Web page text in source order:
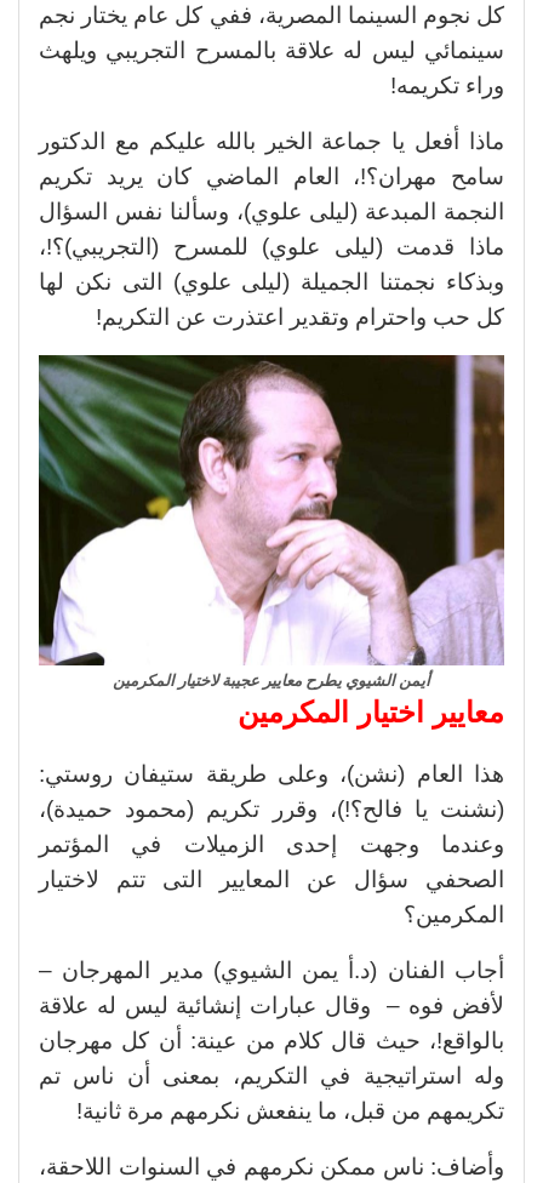
كل نجوم السينما المصرية، ففي كل عام يختار نجم
سينمائي ليس له علاقة بالمسرح التجريبي ويلهث
وراء تكريمه!
ماذا أفعل يا جماعة الخير بالله عليكم مع الدكتور
سامح مهران؟!، العام الماضي كان يريد تكريم
النجمة المبدعة (ليلى علوي)، وسألنا نفس السؤال
ماذا قدمت (ليلى علوي) للمسرح (التجريبي)؟!،
وبذكاء نجمتنا الجميلة (ليلى علوي) التى نكن لها
كل حب واحترام وتقدير اعتذرت عن التكريم!
أيمن الشيوي يطرح معايير عجيبة لاختيار المكرمين
معايير اختيار المكرمين
هذا العام (نشن)، وعلى طريقة ستيفان روستي:
(نشنت يا فالح؟!)، وقرر تكريم (محمود حميدة)،
وعندما وجهت إحدى الزميلات في المؤتمر
الصحفي سؤال عن المعايير التى تتم لاختيار
المكرمين؟
أجاب الفنان (د.أ يمن الشيوي) مدير المهرجان –
لأفض فوه – وقال عبارات إنشائية ليس له علاقة
بالواقع!، حيث قال كلام من عينة: أن كل مهرجان
وله استراتيجية في التكريم، بمعنى أن ناس تم
تكريمهم من قبل، ما ينفعش نكرمهم مرة ثانية!
وأضاف: ناس ممكن نكرمهم في السنوات اللاحقة،